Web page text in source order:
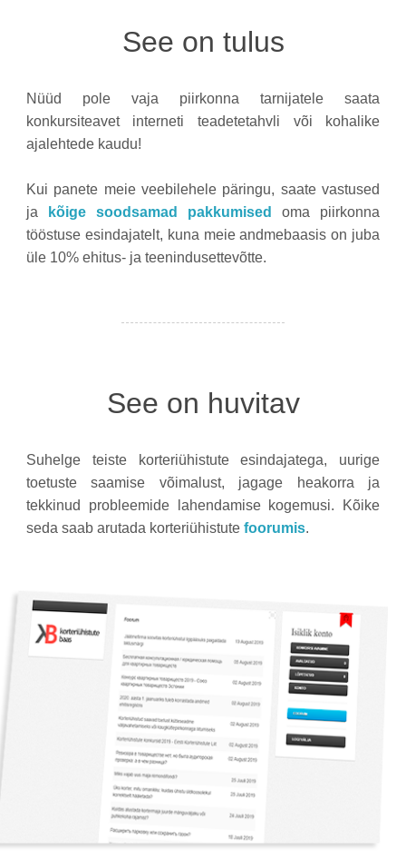
See on tulus
Nüüd pole vaja piirkonna tarnijatele saata
konkursiteavet interneti teadetetahvli või kohalike
ajalehtede kaudu!
Kui panete meie veebilehele päringu, saate vastused
ja
kõige soodsamad pakkumised
oma piirkonna
tööstuse esindajatelt, kuna meie andmebaasis on juba
üle 10% ehitus- ja teenindusettevõtte.
See on huvitav
Suhelge teiste korteriühistute esindajatega, uurige
toetuste saamise võimalust, jagage heakorra ja
tekkinud probleemide lahendamise kogemusi. Kõike
seda saab arutada korteriühistute foorumis.